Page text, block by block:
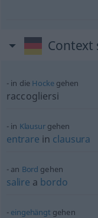
Context
in die Hockegehen
raccogliersi
in Klausurgehen
entrare in clausura
an Bord gehen
salire a bordo
eingehängt gehen